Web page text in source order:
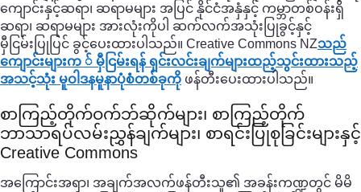
ကျောင်းနှင့်ဆရာ၊ ဆရာမများ အပြင် နိုင်ငံအနှံနှင့် ကမ္ဘာတစ်ဝန်းရှိ
ဆရာ၊ ဆရာမများ အားလုံးကိုပါ ဆက်လက်အသုံးပြုခွင့်နှင့်
မှီငြမ်းပြုပြင် ခွင့်ပေးထားပါသည်။ Creative Commons NZသည်
ကျောင်းများက ် မှီငြမ်းရန် ရှင်းလင်းချက်များထည့်သွင်းထားသည့်
အသင့်သုံး မူဝါဒနမူနာပုံစံတစ်ခုကို ဖန်တီးပေးထားပါသည်။
စာကြည့်တိုက်ဝက်ဘ်ဆိုက်များ၊ စာကြည့်တိုက်
ဘာသာရပ်လမ်းညွှန်ချက်များ၊ စာရင်းပြုစုခြင်းများနှင့်
Creative Commons
အကြောင်းအရာ၊ အချက်အလက်ဖန်တီးသူ၏ အခန်းကဏ္ဍတွင် မိမိ